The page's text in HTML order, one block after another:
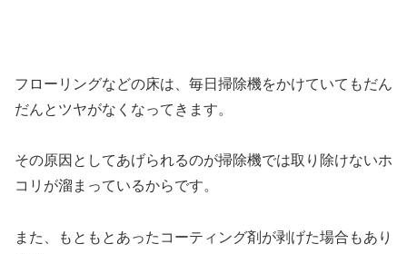
フローリングなどの床は、毎日掃除機をかけていてもだん
だんとツヤがなくなってきます。
その原因としてあげられるのが掃除機では取り除けないホ
コリが溜まっているからです。
また、もともとあったコーティング剤が剥げた場合もあり